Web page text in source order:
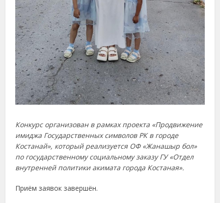
Конкурс организован в рамках проекта «Продвижение
имиджа Государственных символов РК в городе
Костанай», который реализуется ОФ «Жанашыр бол»
по государственному социальному заказу ГУ «Отдел
внутренней политики акимата города Костаная».
Приём заявок завершён.